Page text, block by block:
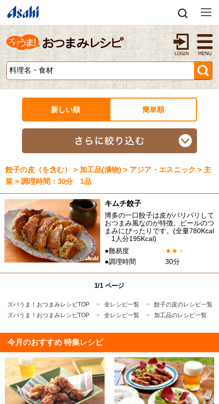
新しい順 簡単順
餃子の皮（を含む） > 加工品(漬物) > アジア・エスニック > 主
菜 > 調理時間：30分 1品
キムチ餃子
博多の一口餃子は皮がパリパリして
おつまみ風なのが特徴。ビールのつ
まみにぴったりです。(全量780Kcal
1人分195Kcal)
●難易度
★★★
●調理時間
30分
1/1 ページ
ズバうま！おつまみレシピTOP 全レシピ一覧
餃子の皮のレシピ一覧
ズバうま！おつまみレシピTOP
全レシピ一覧 加工品のレシピ一覧
今月のおすすめ 特集レシピ